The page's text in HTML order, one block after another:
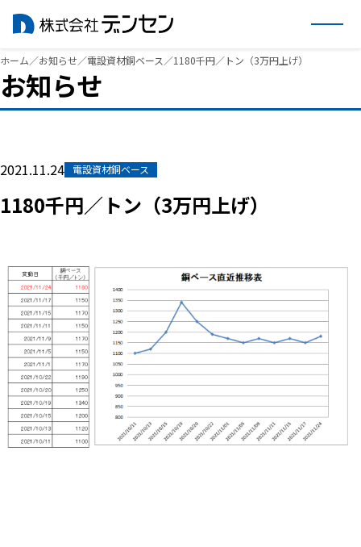
内
容
を
ッ
ホーム／お知らせ／電設資材銅ベース ／1180千円／トン（3万円上げ）
お知らせ
2021.11.24 電設資材銅ベース
1180千円／トン（3万円上げ）